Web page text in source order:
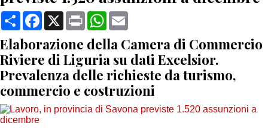
CondividiFacebook
X Print WhatsApp
Elaborazione della Camera di Commercio
Riviere di Liguria su dati Excelsior.
Prevalenza delle richieste da turismo,
commercio e costruzioni